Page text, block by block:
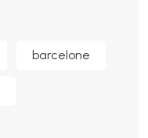
barcelone